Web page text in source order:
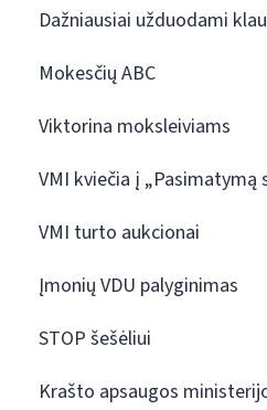
Dažniausiai užduodami
Mokesčių ABC
Viktorina moksleiviams
VMI kviečia į „Pasimatymą
VMI turto aukcionai
Įmonių VDU palyginimas
STOP šešėliui
Krašto apsaugos